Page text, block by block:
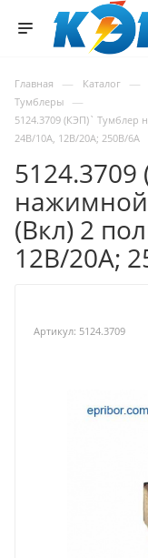
Главная — Каталог —
Тумблеры —
5124.3709 (КЭП)` Тумблер
24В/10А, 12В/20А; 250В/6А
(Вкл) 2
12В/20А;
Артикул: 5124.3709